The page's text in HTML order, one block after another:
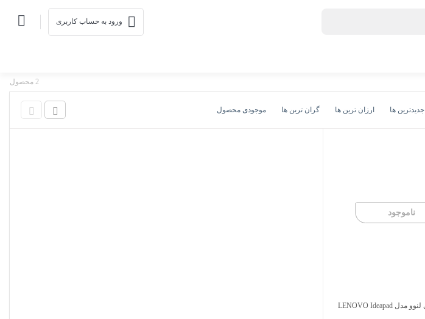
ورود به حساب کاربری
2 محصول
جدیدترین ها ارزان ترین ها گران ترین ها موجودی محصول
ناموجود
لپتاپ 15 اینچی لنوو مدل LENOVO Ideapad